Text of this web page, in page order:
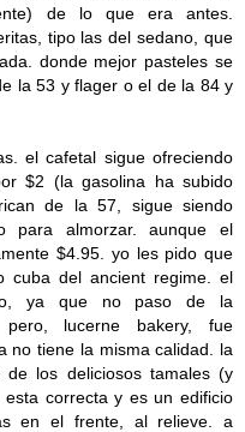
de lo que era antes.
tipo las del sedano, que
donde mejor pasteles se
la 53 y flager o el de la 84 y
el cafetal sigue ofreciendo
$2 (la gasolina ha subido
de la 57, sigue siendo
para almorzar. aunque el
$4.95. yo les pido que
cuba del ancient regime. el
ya que no paso de la
lucerne bakery, fue
no tiene la misma calidad. la
los deliciosos tamales (y
correcta y es un edificio
en el frente, al relieve. a